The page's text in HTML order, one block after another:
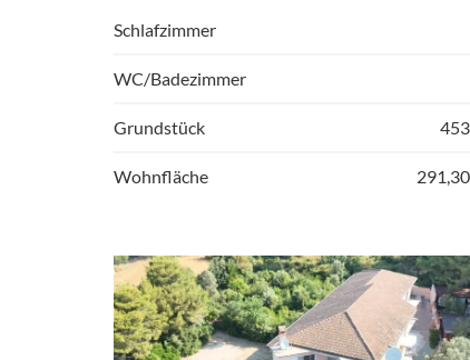
Schlafzimmer
WC/Badezimmer
Grundstück 453
Wohnfläche 291,30